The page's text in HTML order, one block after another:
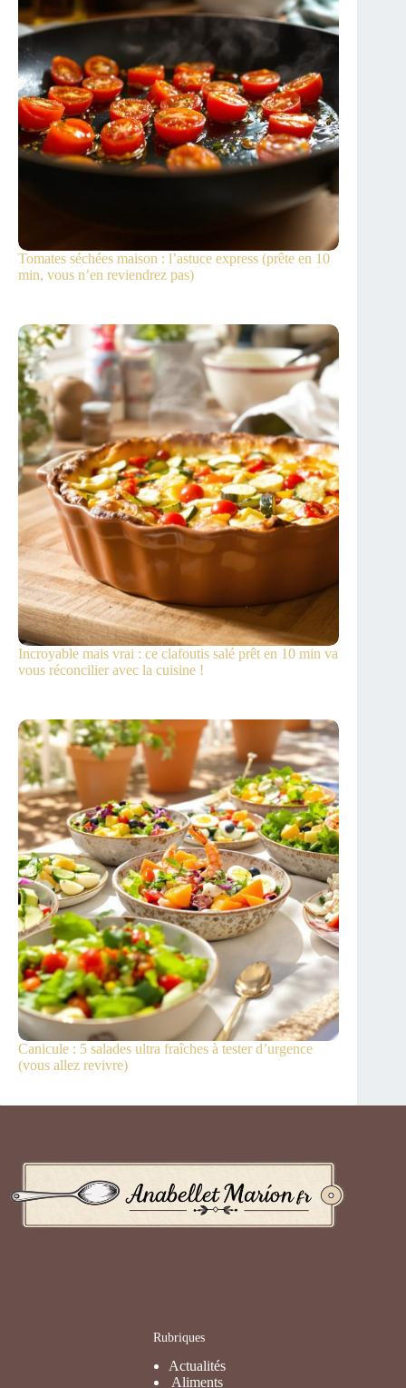
Tomates séchées maison : l’astuce express (prête en 10
min, vous n’en reviendrez pas)
Incroyable mais vrai : ce clafoutis salé prêt en 10 min va
vous réconcilier avec la cuisine !
Canicule : 5 salades ultra fraîches à tester d’urgence
(vous allez revivre)
Rubriques
Actualités
Aliments